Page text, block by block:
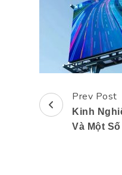
Post
Navigation
Prev Post
Kinh
Và Một